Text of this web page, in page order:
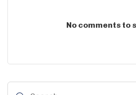
No comments to